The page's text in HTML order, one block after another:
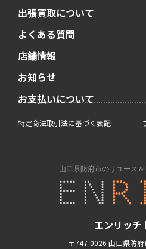
エンリッチ
〒747-0026 山口県防
出張買取について
よくある質問
店舗情報
お知らせ
お支払いについて
特定商法取引法に基づく表記